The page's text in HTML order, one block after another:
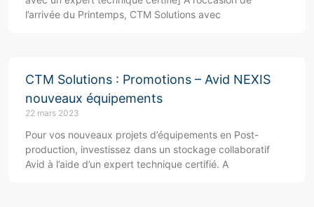
l’arrivée du Printemps, CTM Solutions avec
CTM Solutions : Promotions – Avid NEXIS
nouveaux équipements
22 mars 2023
Pour vos nouveaux projets d’équipements en Post-
production, investissez dans un stockage collaboratif
Avid à l’aide d’un expert technique certifié. A